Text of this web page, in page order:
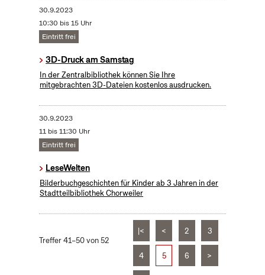
30.9.2023
10:30 bis 15 Uhr
Eintritt frei
3D-Druck am Samstag
In der Zentralbibliothek können Sie Ihre
mitgebrachten 3D-Dateien kostenlos ausdrucken.
30.9.2023
11 bis 11:30 Uhr
Eintritt frei
LeseWelten
Bilderbuchgeschichten für Kinder ab 3 Jahren in der
Stadtteilbibliothek Chorweiler
Treffer 41–50 von 52
|< < 2 3
4 5 6 >